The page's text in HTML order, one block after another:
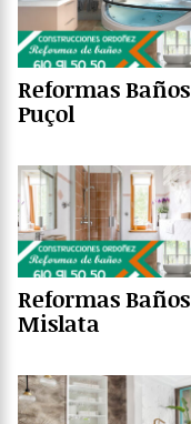
Reformas Baños
Puçol
Reformas Baños
Mislata